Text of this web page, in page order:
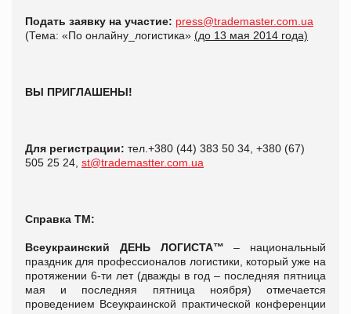
Подать заявку на участие: press@trademaster.com.ua
(Тема: «По онлайну_логистика» (до 13 мая 2014 года)
ВЫ ПРИГЛАШЕНЫ!
Для регистрации: тел.+380 (44) 383 50 34, +380 (67)
505 25 24, st@trademastter.com.ua
Справка ТМ:
Всеукраинский ДЕНЬ ЛОГИСТА™– национальный
праздник для профессионалов логистики, который уже на
протяжении 6-ти лет (дважды в год – последняя пятница
мая и последняя пятница ноября) отмечается
проведением Всеукраинской практической конференции